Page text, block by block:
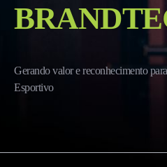
Gerando valor e reconhecimento
Esportivo